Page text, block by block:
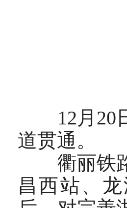
12月20日
道贯通。
衢丽铁路
昌西站、